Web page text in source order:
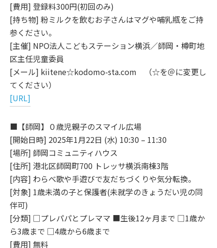
[費用] 登録料300円(初回のみ)
[持ち物] 粉ミルクを飲むお子さんはマグや哺乳瓶をご持
参ください。
[主催] NPO法人こどもステーション横浜／師岡・樽町地
区主任児童委員
[メール] kiitene☆kodomo-sta.com （☆を＠に変更し
てください）
[URL]
■【師岡】０歳児親子のスマイル広場
[開始日時] 2025年1月22日 (水) 10:30 – 11:30
[場所] 師岡コミュニティハウス
[住所] 港北区師岡町700 トレッサ横浜南棟3階
[内容] わらべ歌や手遊びで友だちづくりや気分転換。
[対象] 1歳未満の子と保護者(未就学のきょうだい児の同
伴可)
[分類] □プレパパとプレママ ■生後12ヶ月まで □1歳か
ら3歳まで □4歳から6歳まで
[費用] 無料